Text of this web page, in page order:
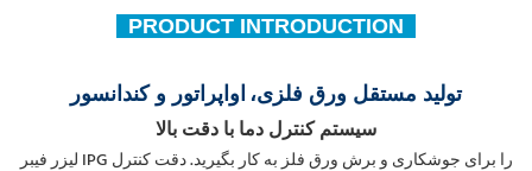
PRODUCT INTRODUCTION
تولید مستقل ورق فلزی، اواپراتور و کندانسور
سیستم کنترل دما با دقت بالا
لیزر فیبر IPG را برای جوشکاری و برش ورق فلز به کار بگیرید. دقت کنترل